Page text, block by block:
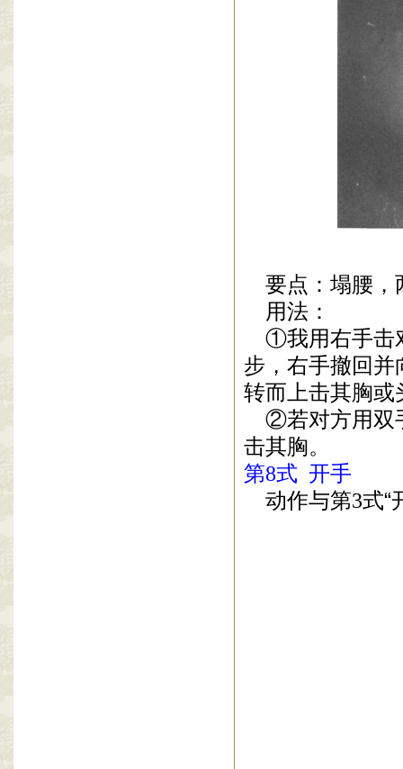
要点：塌腰，
用法：
①我用右手击
步，右手撤回
转而上击其胸或
②若对方用双
击其胸。
第8式 开手
动作与第3式“